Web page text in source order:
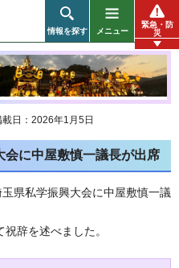
情報を探す メニュー
緊急・防
災
載日：2026年1月5日
に中屋敷慎一議長が出席
県私学振興大会に中屋敷慎一議
辞を述べました。